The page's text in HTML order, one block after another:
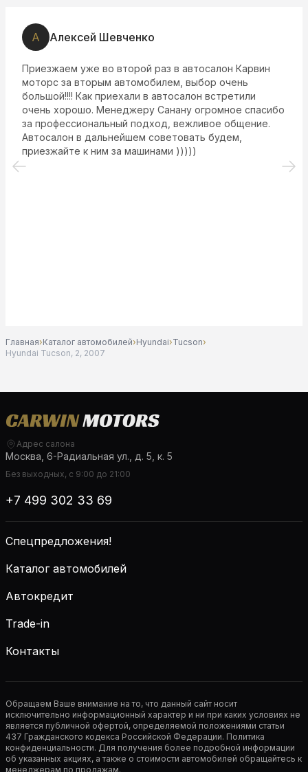
А Алексей Шевченко
Приезжаем уже во второй раз в автосалон Карвин
моторс за вторым автомобилем, выбор очень
большой!!!! Как приехали в автосалон встретили
очень хорошо. Менеджеру Санану огромное спасибо
за профессиональный подход, вежливое общение.
Автосалон в дальнейшем советовать будем,
приезжайте к ним за машинами )))))
Главная›Каталог автомобилей›Hyundai›Tucson›
Hyundai Tucson, 2, 2007
Адрес салона
Москва, 6-Радиальная ул., д. 5, к. 5
Без выходных, с 9:00 до 21:00
+7 499 302 33 69
Спецпредложения!
Каталог автомобилей
Автокредит
Trade-in
Контакты
Обращаем Ваше внимание на то, что данный сайт носит
исключительно информационный характер и ни при каких условиях не
является публичной офертой, определяемой положениями статьи
437 Гражданского кодекса Российской Федерации. Политика
конфиденциальности. Для получения более подробной информации
об указанных акциях, а также о стоимости автомобилей обращайтесь к
менеджерам по продажам.